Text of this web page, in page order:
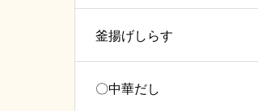
釜揚げしらす
〇中華だし